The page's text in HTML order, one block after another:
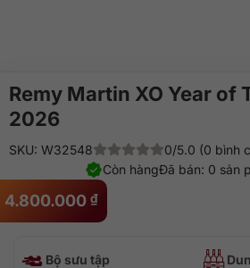
Remy Martin XO Year of
2026
4.800.000 ₫
SKU: W32548
0/5.0 (0 bình
Đã bán: 0 sản
Còn hàng
Bộ sưu tập